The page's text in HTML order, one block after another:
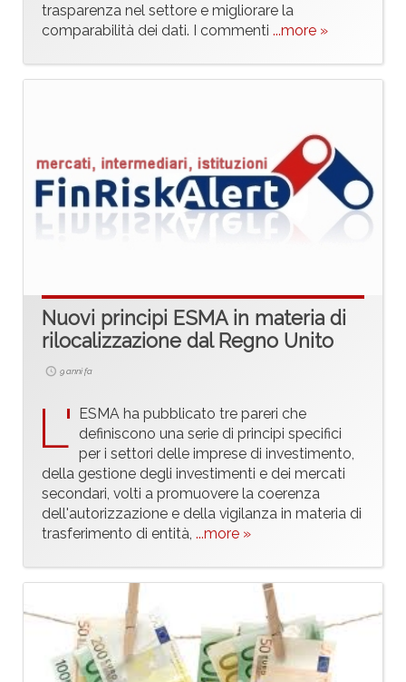
trasparenza nel settore e migliorare la
comparabilità dei dati. I commenti ...more »
Nuovi principi ESMA in materia di
rilocalizzazione dal Regno Unito
9 anni fa
L'
ESMA ha pubblicato tre pareri che
definiscono una serie di principi specifici
per i settori delle imprese di investimento,
della gestione degli investimenti e dei mercati
secondari, volti a promuovere la coerenza
dell'autorizzazione e della vigilanza in materia di
trasferimento di entità, ...more »